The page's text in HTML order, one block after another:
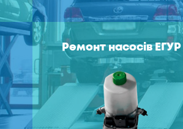
Ремонт насосів ЕГУР